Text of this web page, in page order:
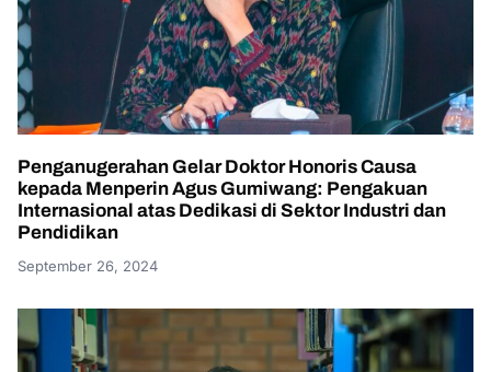
Penganugerahan Gelar Doktor Honoris Causa
kepada Menperin Agus Gumiwang: Pengakuan
Internasional atas Dedikasi di Sektor Industri dan
Pendidikan
September 26, 2024